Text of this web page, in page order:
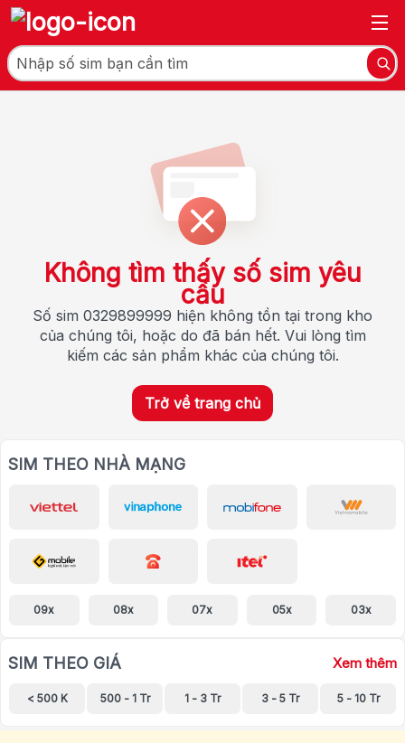
Không tìm thấy số sim yêu
cầu
Số sim 0329899999 hiện không tồn tại trong kho
của chúng tôi, hoặc do đã bán hết. Vui lòng tìm
kiếm các sản phẩm khác của chúng tôi.
Trở về trang chủ
SIM THEO NHÀ MẠNG
09x 08x 07x 05x 03x
SIM THEO GIÁ Xem thêm
< 500 K 500 - 1 Tr 1 - 3 Tr 3 - 5 Tr 5 - 10 Tr